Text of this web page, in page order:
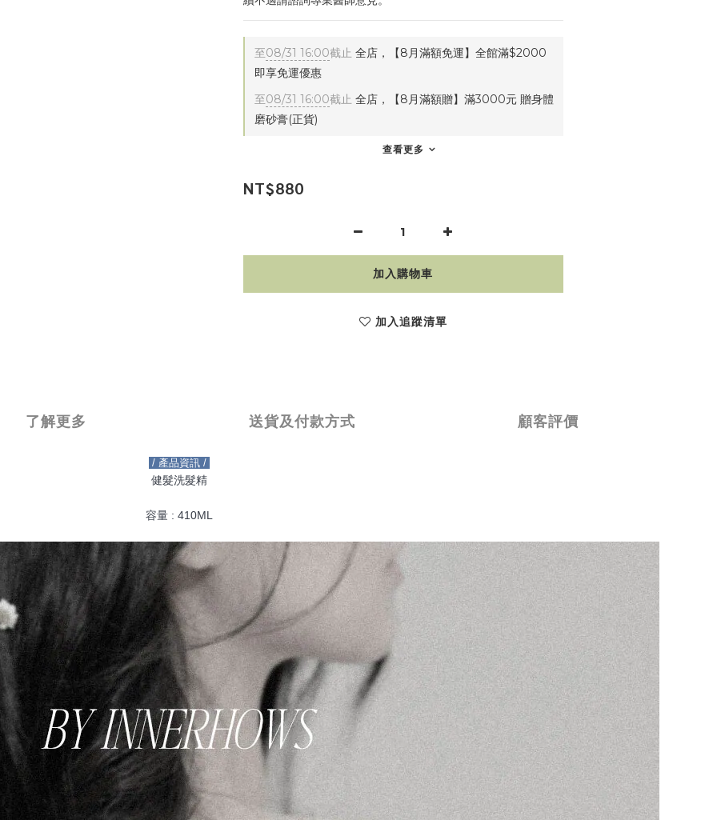
至08/31 16:00截止 全店，【8月滿額免運】全館滿$2000
即享免運優惠
至08/31 16:00截止 全店，【8月滿額贈】滿3000元 贈身體
磨砂膏(正貨)
查看更多
NT$880
加入購物車
加入追蹤清單
了解更多 送貨及付款方式 顧客評價
/ 產品資訊 /
健髮洗髮精
容量 : 410ML